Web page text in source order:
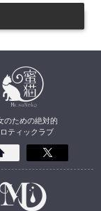
のための絶対的
ロティックラブ